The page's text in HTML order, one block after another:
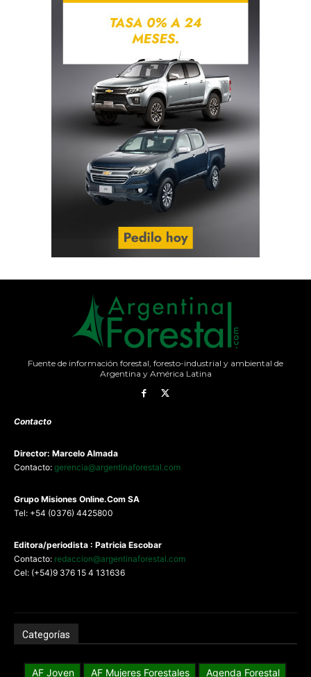
Fuente de información forestal, foresto-industrial y ambiental de
Argentina y América Latina
Contacto
Director: Marcelo Almada
Contacto: gerencia@argentinaforestal.com
Grupo Misiones Online.Com SA
Tel: +54 (0376) 4425800
Editora/periodista : Patricia Escobar
Contacto: redaccion@argentinaforestal.com
Cel: (+54)9 376 15 4 131636
Categorías
AF Joven AF Mujeres Forestales
Agenda Forestal